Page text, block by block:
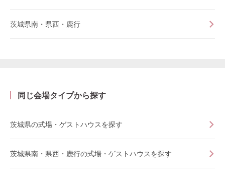
茨城県南・県西・鹿行
同じ会場タイプから探す
茨城県の式場・ゲストハウスを探す
茨城県南・県西・鹿行の式場・ゲストハウスを探す